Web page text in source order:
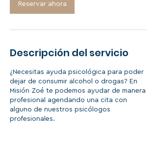
Reservar ahora
Descripción del servicio
¿Necesitas ayuda psicológica para poder
dejar de consumir alcohol o drogas? En
Misión Zoé te podemos ayudar de manera
profesional agendando una cita con
alguno de nuestros psicólogos
profesionales.